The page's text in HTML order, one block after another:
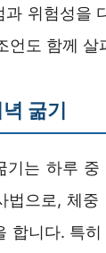
과 위험성을
언도 함께 살
굶기
기는 하루 중
법으로, 체중
합니다. 특